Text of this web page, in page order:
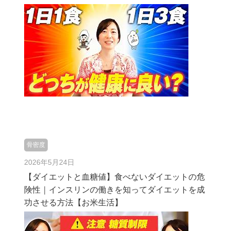
骨密度
2026年5月24日
【ダイエットと血糖値】食べないダイエットの危
険性｜インスリンの働きを知ってダイエットを成
功させる方法【お米生活】